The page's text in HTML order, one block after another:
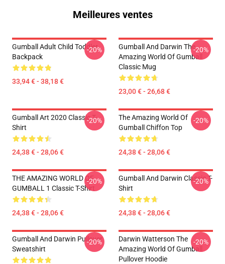
Meilleures ventes
Gumball Adult Child Toddler
Backpack
33,94 € - 38,18 €
-20%
Gumball And Darwin The
Amazing World Of Gumball
Classic Mug
23,00 € - 26,68 €
-20%
Gumball Art 2020 Classic T-
Shirt
24,38 € - 28,06 €
-20%
The Amazing World Of
Gumball Chiffon Top
24,38 € - 28,06 €
-20%
THE AMAZING WORLD OF
GUMBALL 1 Classic T-Shirt
24,38 € - 28,06 €
-20%
Gumball And Darwin Classic T-
Shirt
24,38 € - 28,06 €
-20%
Gumball And Darwin Pullover
Sweatshirt
-20%
Darwin Watterson The
Amazing World Of Gumball
Pullover Hoodie
-20%